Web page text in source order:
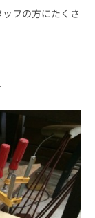
フの方にたくさ